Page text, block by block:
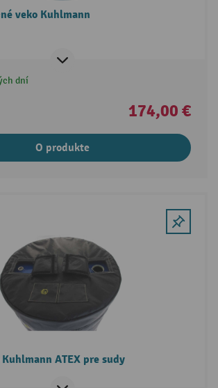
veko Kuhlmann
dní
174,00 €
O produkte
ATEX pre sudy